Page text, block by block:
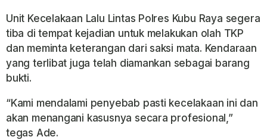
Unit Kecelakaan Lalu Lintas Polres Kubu Raya segera
tiba di tempat kejadian untuk melakukan olah TKP
dan meminta keterangan dari saksi mata. Kendaraan
yang terlibat juga telah diamankan sebagai barang
bukti.
“Kami mendalami penyebab pasti kecelakaan ini dan
akan menangani kasusnya secara profesional,”
tegas Ade.